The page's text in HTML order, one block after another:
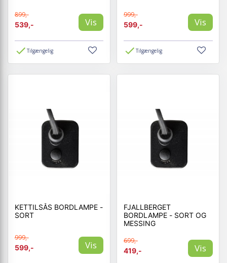
899,-
539,-
Vis
Tilgængelig
999,-
599,-
Vis
Tilgængelig
KETTILSÅS BORDLAMPE -
SORT
999,-
599,-
Vis
FJALLBERGET
BORDLAMPE - SORT OG
MESSING
699,-
419,-
Vis